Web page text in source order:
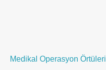
Medikal Operasyon Örtüleri